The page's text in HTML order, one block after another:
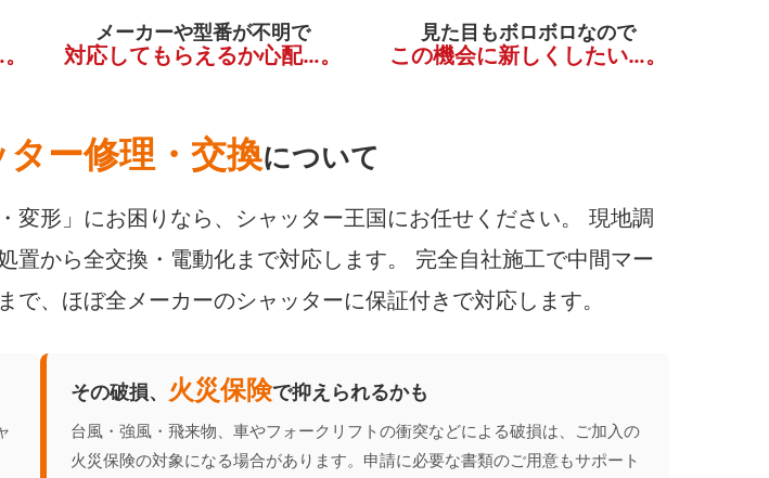
メーカーや型番が不明で
対応してもらえるか心配…。
見た目もボロボロなので
この機会に新しくしたい…。
ター修理・交換について
形」にお困りなら、シャッター王国にお任せください。 現地調
から全交換・電動化まで対応します。 完全自社施工で中間マー
、ほぼ全メーカーのシャッターに保証付きで対応します。
その破損、 火災保険で抑えられるかも
台風・強風・飛来物、車やフォークリフトの衝突などによる破損は、ご加入の
火災保険の対象になる場合があります。申請に必要な書類のご用意もサポート